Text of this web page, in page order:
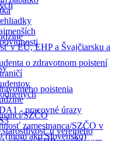
o zdravotnom poistení
SZČO
zamestnanca/SZČO v
(inom ako Slovensko)
v EÚ, EHP a Švajčiarsku a
poistenia
- pracovné úrazy
u verejného